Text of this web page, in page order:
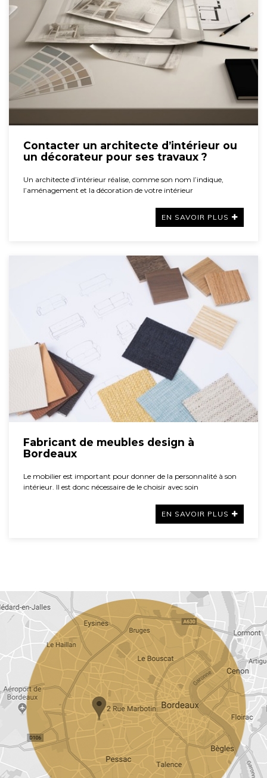
Contacter un architecte d’intérieur ou
un décorateur pour ses travaux ?
Un architecte d’intérieur réalise, comme son nom l’indique,
l’aménagement et la décoration de votre intérieur
EN SAVOIR PLUS
Fabricant de meubles design à
Bordeaux
Le mobilier est important pour donner de la personnalité à son
intérieur. Il est donc nécessaire de le choisir avec soin
EN SAVOIR PLUS